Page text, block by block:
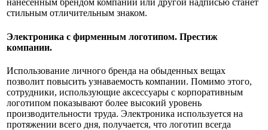
нанесенным брендом компании или другой надписью станет
стильным отличительным знаком.
Электроника с фирменным логотипом. Престиж
компании.
Использование личного бренда на обыденных вещах
позволит повысить узнаваемость компании. Помимо этого,
сотрудники, использующие аксессуары с корпоративным
логотипом показывают более высокий уровень
производительности труда. Электроника используется на
протяжении всего дня, получается, что логотип всегда